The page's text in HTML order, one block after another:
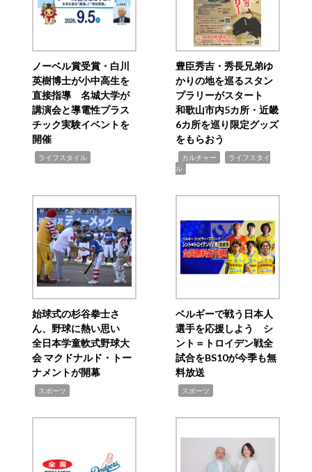
ノーベル賞受賞・白川
英樹博士が小中高生を
直接指導 名城大学が
講演会と導電性プラス
チック実験イベントを
開催
ライフスタイル
豊臣秀吉・秀長兄弟ゆ
かりの地を巡るスタン
プラリーがスタート
和歌山市内5カ所・近畿
6カ所を巡り限定グッズ
をもらおう
カルチャー
ライフスタイ
ル
始球式の杉谷拳士さ
ん、野球に熱い思い
全日本学童軟式野球大
会 マクドナルド・トー
ナメントが開幕
スポーツ
ベルギーで戦う日本人
選手を応援しよう シ
ント＝トロイデン戦全
試合をBS10が今季も無
料放送
スポーツ